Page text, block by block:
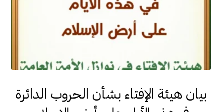
بيان هيئة الإفتاء بشأن الحروب الدائرة